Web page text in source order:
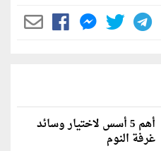
أهم 5 أسس لاختيار وسائد
غرفة النوم